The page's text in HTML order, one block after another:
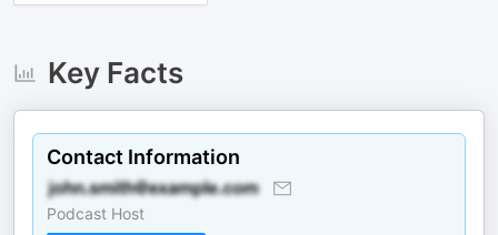
Key Facts
Contact Information
Podcast Host